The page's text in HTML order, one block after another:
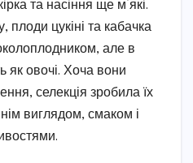
та насіння ще м’які.
плоди цукіні та кабачка
але в
як овочі. Хоча вони
селекція зробила їх
виглядом, смаком і